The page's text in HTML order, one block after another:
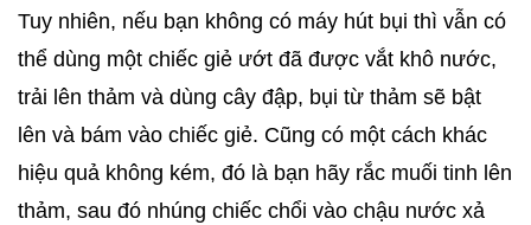
Tuy nhiên, nếu bạn không có máy hút bụi thì vẫn có
thể dùng một chiếc giẻ ướt đã được vắt khô nước,
trải lên thảm và dùng cây đập, bụi từ thảm sẽ bật
lên và bám vào chiếc giẻ. Cũng có một cách khác
hiệu quả không kém, đó là bạn hãy rắc muối tinh lên
thảm, sau đó nhúng chiếc chổi vào chậu nước xả